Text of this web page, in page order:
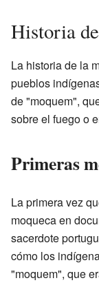
Historia
La historia de la
pueblos
de "moquem",
sobre el fuego o
Primeras
La primera vez
moqueca en
sacerdote
cómo los
"moquem", que